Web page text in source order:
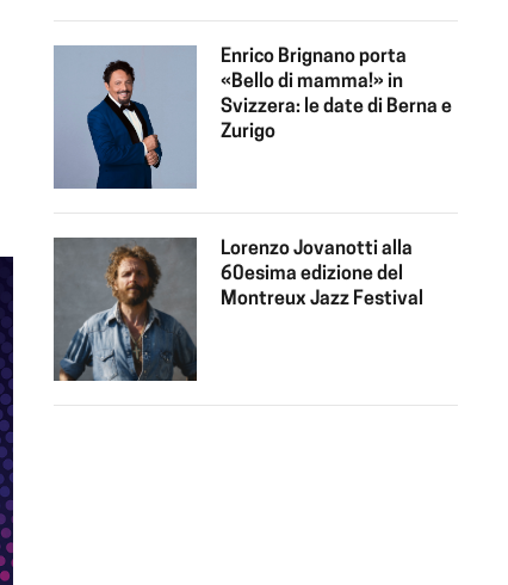
Enrico Brignano porta
«Bello di mamma!» in
Svizzera: le date di Berna e
Zurigo
Lorenzo Jovanotti alla
60esima edizione del
Montreux Jazz Festival